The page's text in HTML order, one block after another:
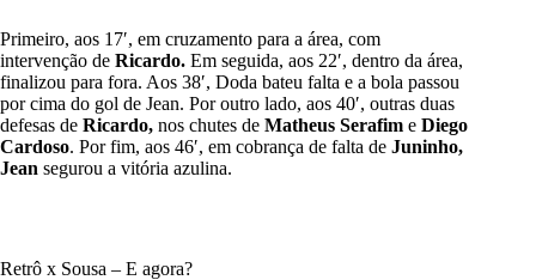
Primeiro, aos 17′, em cruzamento para a área, com
intervenção de Ricardo. Em seguida, aos 22′, dentro da área,
finalizou para fora. Aos 38′, Doda bateu falta e a bola passou
por cima do gol de Jean. Por outro lado, aos 40′, outras duas
defesas de Ricardo, nos chutes de Matheus Serafim e Diego
Cardoso. Por fim, aos 46′, em cobrança de falta de Juninho,
Jean segurou a vitória azulina.
Retrô x Sousa – E agora?